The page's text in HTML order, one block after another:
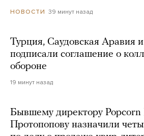
НОВОСТИ 39 минут назад
Турция, Саудовская Аравия
подписали соглашение о
обороне
19 минут назад
Бывшему директору
Протопопову назначили